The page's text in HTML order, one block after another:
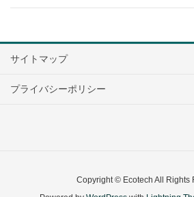
サイトマップ
プライバシーポリシー
Copyright © Ecotech All Rights